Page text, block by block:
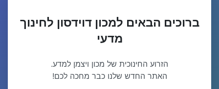
ברוכים הבאים למכון דוידסון לחינוך
מדעי
הזרוע החינוכית של מכון ויצמן למדע.
האתר החדש שלנו כבר מחכה לכם!